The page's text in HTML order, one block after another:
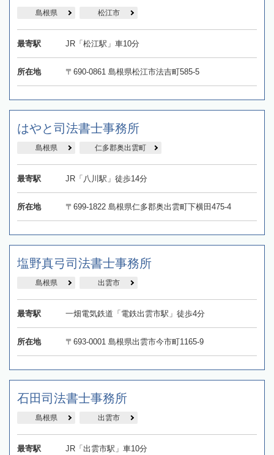
島根県 松江市
最寄駅 JR「松江駅」車10分
所在地 〒690-0861 島根県松江市法吉町585-5
はやと司法書士事務所
島根県 仁多郡奥出雲町
最寄駅 JR「八川駅」徒歩14分
所在地 〒699-1822 島根県仁多郡奥出雲町下横田475-4
塩野真弓司法書士事務所
島根県 出雲市
最寄駅 一畑電気鉄道「電鉄出雲市駅」徒歩4分
所在地 〒693-0001 島根県出雲市今市町1165-9
石田司法書士事務所
島根県 出雲市
最寄駅 JR「出雲市駅」車10分